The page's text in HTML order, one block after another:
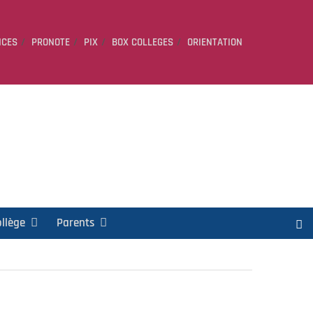
PRONOTE PIX BOX COLLEGES ORIENTATION
Parents